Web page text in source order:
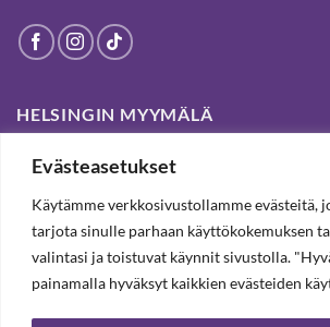
Evästeasetukset
Käytämme verkkosivustollamme evästeitä,
tarjota sinulle parhaan käyttökokemuksen
valintasi ja toistuvat käynnit sivustolla.
painamalla hyväksyt kaikkien evästeiden
HELSINGIN MYYMÄLÄ
Suljettu pysyvästi 19.7.2025 alkaen
SUBSCRIBE OUR NEWSLETTER TO
DISCOUNT.